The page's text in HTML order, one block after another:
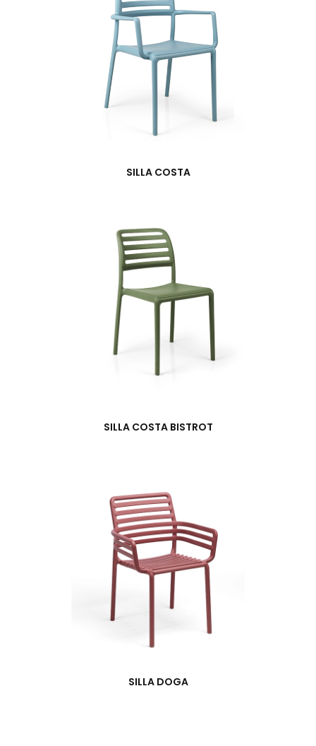
SILLA COSTA
SILLA COSTA BISTROT
SILLA DOGA